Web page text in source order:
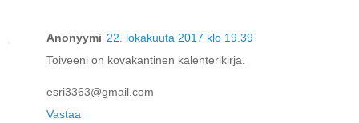
Anonyymi 22. lokakuuta 2017 klo 19.39
Toiveeni on kovakantinen kalenterikirja.
esri3363@gmail.com
Vastaa